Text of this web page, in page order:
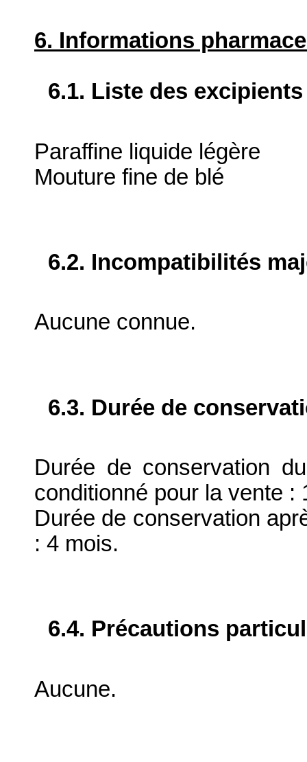
6. Informations
6.1. Liste des excipients
Paraffine liquide légère
Mouture fine de blé
6.2. Incompatibilités
Aucune connue.
6.3. Durée de
Durée de conservation
conditionné pour la vente :
Durée de conservation
: 4 mois.
6.4. Précautions
Aucune.